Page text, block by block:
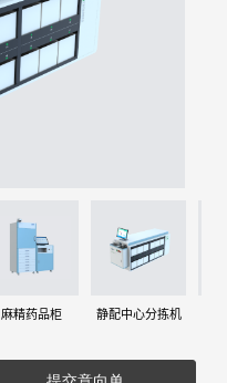
麻精药品柜 静配中心分拣机